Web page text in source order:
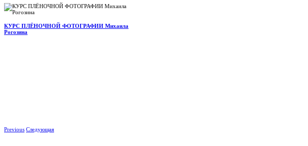
КУРС ПЛЁНОЧНОЙ ФОТОГРАФИИ Михаила
Рогозина
Previous Следующая